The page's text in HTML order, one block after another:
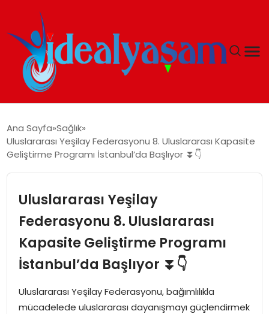
GÜNDEM
İDEAL SPOR
MAGAZIN
Ana Sayfa Sağlık
Uluslararası Yeşilay Federasyonu 8. Uluslararası Kapasite
Geliştirme Programı İstanbul’da Başlıyor ⏬👇
Uluslararası Yeşilay
Federasyonu 8. Uluslararası
Kapasite Geliştirme Programı
İstanbul’da Başlıyor ⏬👇
Uluslararası Yeşilay Federasyonu, bağımlılıkla
mücadelede uluslararası dayanışmayı güçlendirmek